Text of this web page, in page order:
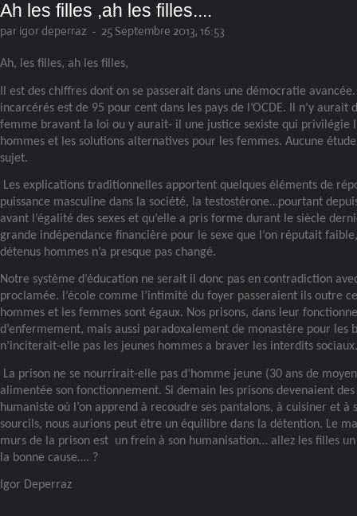
Ah les filles ,ah les filles....
par igor deperraz - 25 Septembre 2013, 16:53
Ah, les filles, ah les filles,
Il est des chiffres dont on se passerait dans une démocratie
incarcérés est de 95 pour cent dans les pays de l’OCDE. Il n’y aurait
femme bravant la loi ou y aurait- il une justice sexiste qui privilégie
hommes et les solutions alternatives pour les femmes. Aucune
sujet.
Les explications traditionnelles apportent quelques éléments de
puissance masculine dans la société, la testostérone…pourtant
avant l’égalité des sexes et qu’elle a pris forme durant le siècle
grande indépendance financière pour le sexe que l’on réputait
détenus hommes n’a presque pas changé.
Notre système d’éducation ne serait il donc pas en contradiction
proclamée. l’école comme l’intimité du foyer passeraient ils outre
hommes et les femmes sont égaux. Nos prisons, dans leur
d’enfermement, mais aussi paradoxalement de monastère pour les
n’inciterait-elle pas les jeunes hommes a braver les interdits sociaux.
La prison ne se nourrirait-elle pas d’homme jeune (30 ans de
alimentée son fonctionnement. Si demain les prisons devenaient
humaniste où l’on apprend à recoudre ses pantalons, à cuisiner et à
sourcils, nous aurions peut être un équilibre dans la détention. Le
murs de la prison est un frein à son humanisation… allez les filles
la bonne cause…. ?
Igor Deperraz